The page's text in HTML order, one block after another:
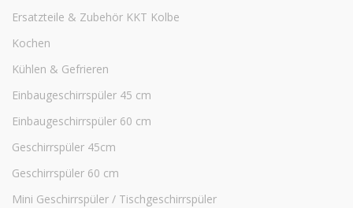
Ersatzteile & Zubehör KKT Kolbe
Kochen
Kühlen & Gefrieren
Einbaugeschirrspüler 45 cm
Einbaugeschirrspüler 60 cm
Geschirrspüler 45cm
Geschirrspüler 60 cm
Mini Geschirrspüler / Tischgeschirrspüler